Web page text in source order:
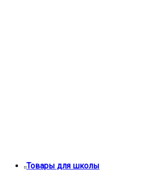
Товары для школы